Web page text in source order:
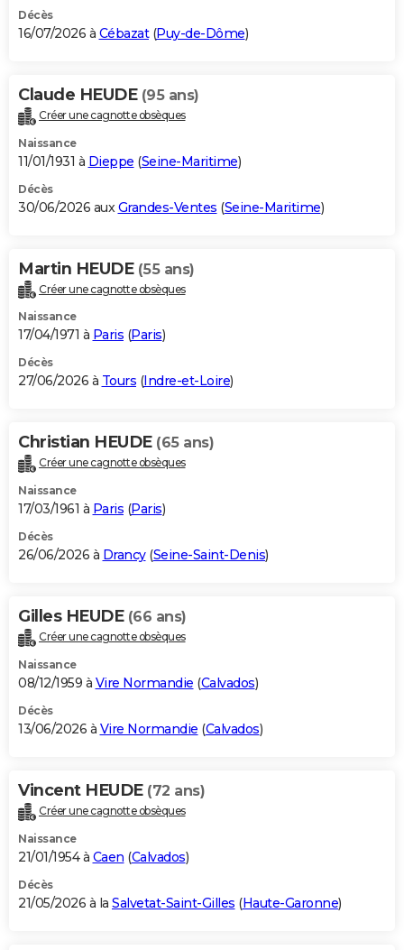
Décès
16/07/2026 à Cébazat(Puy-de-Dôme)
Claude HEUDE (95 ans)
Créer une cagnotte obsèques
Naissance
11/01/1931 à Dieppe (Seine-Maritime)
Décès
30/06/2026 aux Grandes-Ventes (Seine-Maritime)
Martin HEUDE (55 ans)
Créer une cagnotte obsèques
Naissance
17/04/1971 à Paris (Paris)
Décès
27/06/2026 à Tours (Indre-et-Loire)
Christian HEUDE (65 ans)
Créer une cagnotte obsèques
Naissance
17/03/1961 à Paris (Paris)
Décès
26/06/2026 à Drancy(Seine-Saint-Denis)
Gilles HEUDE (66 ans)
Créer une cagnotte obsèques
Naissance
08/12/1959 à Vire Normandie (Calvados)
Décès
13/06/2026 à Vire Normandie (Calvados)
Vincent HEUDE (72 ans)
Créer une cagnotte obsèques
Naissance
21/01/1954 à Caen (Calvados)
Décès
21/05/2026 à la Salvetat-Saint-Gilles (Haute-Garonne)